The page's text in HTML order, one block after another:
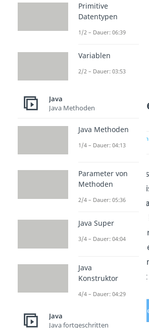
Beispiel:
zur Stelle
(01:26)
Nun schauen wir
einem konkreten
while Schleifein
funktioniert.
einen Klickzähler,
um eins erhöht.
abgebrochen
Klickzähler den
Primitive
Datentypen
1/2 – Dauer: 06:39
Variablen
2/2 – Dauer: 03:53
Java
Java Methoden
Java Methoden
1/4 – Dauer: 04:13
Parameter von
Methoden
2/4 – Dauer: 05:36
Java Super
3/4 – Dauer: 04:04
Java
Konstruktor
4/4 – Dauer: 04:29
Java
Java fortgeschritten